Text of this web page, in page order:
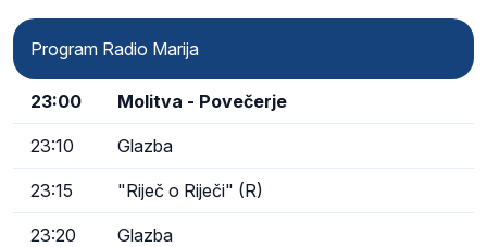
Program Radio Marija
23:00 Molitva - Povečerje
23:10 Glazba
23:15 "Riječ o Riječi" (R)
23:20 Glazba